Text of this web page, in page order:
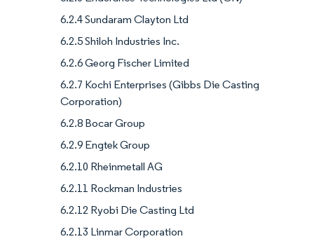
6.2.4 Sundaram Clayton Ltd
6.2.5 Shiloh Industries Inc.
6.2.6 Georg Fischer Limited
6.2.7 Kochi Enterprises (Gibbs Die Casting
Corporation)
6.2.8 Bocar Group
6.2.9 Engtek Group
6.2.10 Rheinmetall AG
6.2.11 Rockman Industries
6.2.12 Ryobi Die Casting Ltd
6.2.13 Linmar Corporation